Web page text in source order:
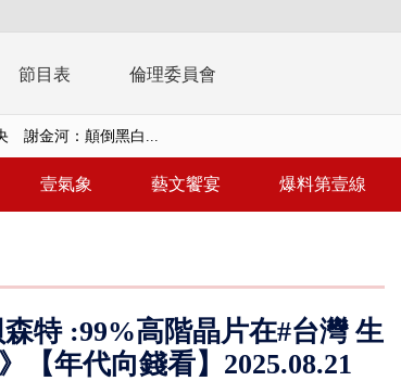
節目表 倫理委員會
杖後竟能蹦蹦跳跳
！ 中國藉颱風侵台...
讀 行政院：編預算...
10.6億未提告 網友...
壹氣象 藝文饗宴 爆料第壹線
特 :99%高階晶片在#台灣 生
【年代向錢看】2025.08.21